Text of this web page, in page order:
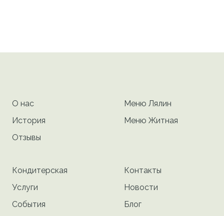
О нас
История
Отзывы
Меню Лялин
Меню Житная
Кондитерская
Услуги
События
Контакты
Новости
Блог